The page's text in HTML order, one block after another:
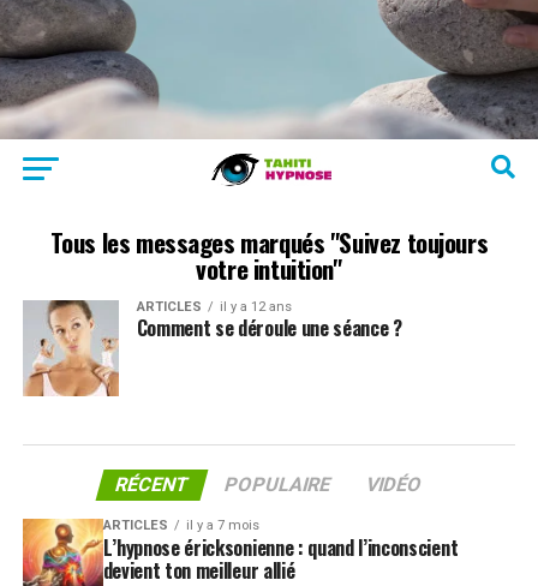
Tous les messages marqués "Suivez toujours
votre intuition"
ARTICLES il y a 12 ans
Comment se déroule une séance ?
RÉCENT POPULAIRE VIDÉO
ARTICLES il y a 7 mois
L’hypnose éricksonienne : quand l’inconscient
devient ton meilleur allié